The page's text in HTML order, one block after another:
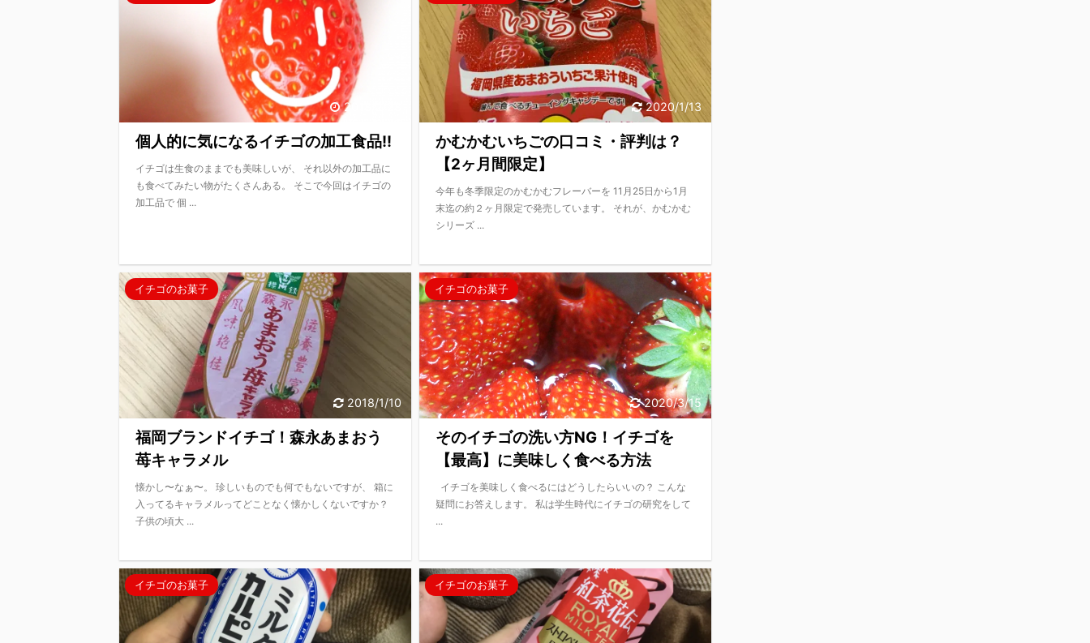
2018/2/28
個人的に気になるイチゴの加工食品!!
イチゴは生食のままでも美味しいが、 それ以外の加工品に
も食べてみたい物がたくさんある。 そこで今回はイチゴの
加工品で 個 ...
2020/1/13
かむかむいちごの口コミ・評判は？
【2ヶ月間限定】
今年も冬季限定のかむかむフレーバーを 11月25日から1月
末迄の約２ヶ月限定で発売しています。 それが、かむかむ
シリーズ ...
2018/1/10
イチゴのお菓子
福岡ブランドイチゴ！森永あまおう
苺キャラメル
懐かし〜なぁ〜。 珍しいものでも何でもないですが、 箱に
入ってるキャラメルってどことなく懐かしくないですか？
子供の頃大 ...
2020/3/15
イチゴのお菓子
そのイチゴの洗い方NG！イチゴを
【最高】に美味しく食べる方法
イチゴを美味しく食べるにはどうしたらいいの？ こんな
疑問にお答えします。 私は学生時代にイチゴの研究をして
...
イチゴのお菓子 イチゴのお菓子